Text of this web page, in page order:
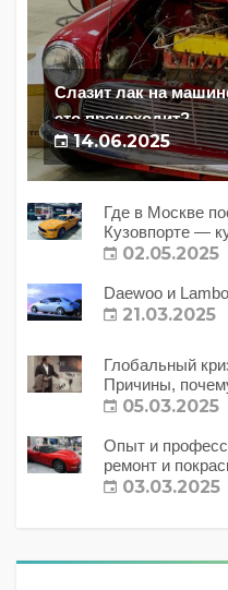
Слазит лак на
это происходит?
14.06.2025
Где в Москве
Кузовпорте —
02.05.2025
Daewoo и
21.03.2025
Глобальный
Причины,
с этим делать?
05.03.2025
Опыт и
ремонт и
03.03.2025